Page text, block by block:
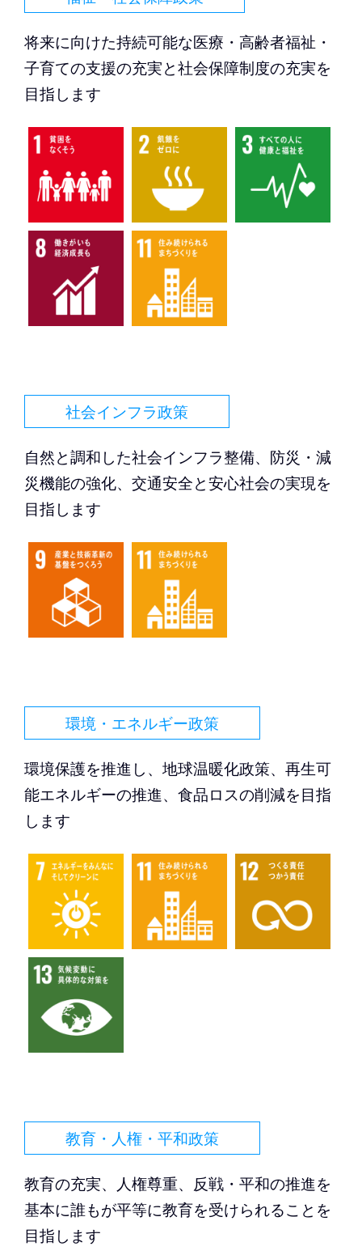
将来に向けた持続可能な医療・高齢者福祉・
子育ての支援の充実と社会保障制度の充実を
目指します
社会インフラ政策
自然と調和した社会インフラ整備、防災・減
災機能の強化、交通安全と安心社会の実現を
目指します
環境・エネルギー政策
環境保護を推進し、地球温暖化政策、再生可
能エネルギーの推進、食品ロスの削減を目指
します
教育・人権・平和政策
教育の充実、人権尊重、反戦・平和の推進を
基本に誰もが平等に教育を受けられることを
目指します